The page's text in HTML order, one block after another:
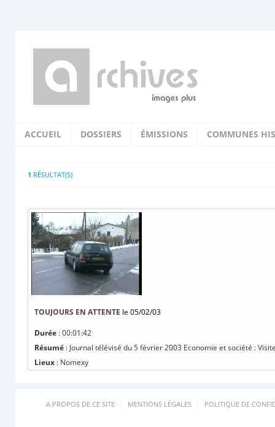
ACCUEIL DOSSIERS ÉMISSIONS COMMUNES
1 RÉSULTAT(S)
TOUJOURS EN ATTENTE le 05/02/03
Durée : 00:01:42
Résumé : Journal télévisé du 5 février 2003 Economie et société :
Lieux : Nomexy
A PROPOS DE CE SITE MENTIONS LÉGALES POLITIQUE DE